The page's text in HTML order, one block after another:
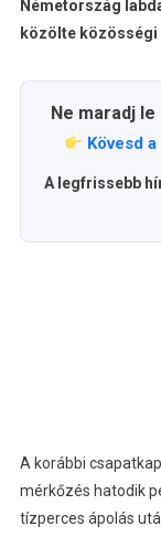
Németország
közölte közösségi
Ne maradj
Kövesd
A legfrissebb
A korábbi
mérkőzés hatodik
tízperces ápolás